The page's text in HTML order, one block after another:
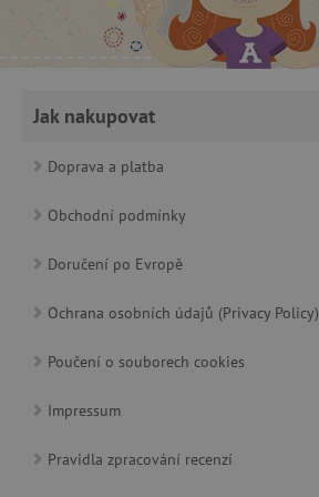
Jak nakupovat
Doprava a platba
Obchodní podmínky
Doručení po Evropě
Ochrana osobních údajů (Privacy Policy)
Poučení o souborech cookies
Impressum
Pravidla zpracování recenzí
cjConsent
CookieScriptConsent